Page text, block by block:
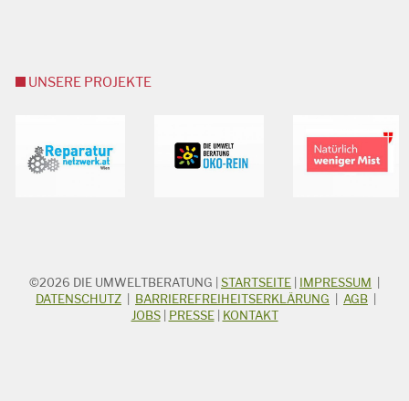
UNSERE PROJEKTE
STICHWORTSUCHE
Suchbegriff
©2026 DIE UMWELTBERATUNG STARTSEITE IMPRESSUM
DATENSCHUTZ
BARRIEREFREIHEITSERKLÄRUNG AGB
JOBS| PRESSE| KONTAKT